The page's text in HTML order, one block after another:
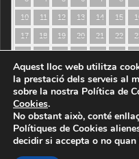
10 11 12 13 14 15
17 18 19 20 21 22
31
Aquest lloc web utilitza
la prestació dels serveis al
sobre la nostra Política de
Cookies.
No obstant això, conté
Polítiques de Cookies
decidir si accepta o no quan